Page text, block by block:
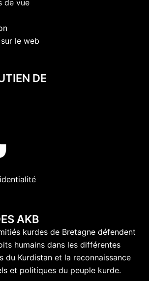
de vue
le web
DE
AKB
kurdes de Bretagne défendent
humains dans les différentes
du Kurdistan et la reconnaissance
et politiques du peuple kurde.